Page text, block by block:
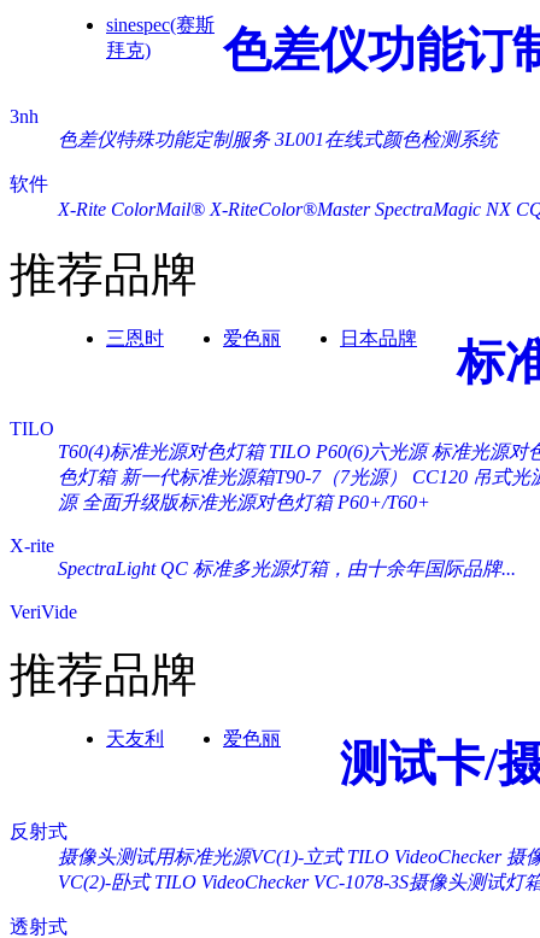
sinespec(赛斯
拜克)
色差仪功能订
3nh
色差仪特殊功能定制服务 3L001在线式颜色检测系统
软件
X-Rite ColorMail® X-RiteColor®Master SpectraMagic NX
推荐品牌
三恩时 爱色丽 日本品牌 标
TILO
T60(4)标准光源对色灯箱 TILO P60(6)六光源 标准光源对
色灯箱 新一代标准光源箱T90-7（7光源）
CC120 吊式
源 全面升级版标准光源对色灯箱 P60+/T60+
X-rite
SpectraLight QC 标准多光源灯箱，由十余年国际品牌...
VeriVide
推荐品牌
天友利 爱色丽 测试卡/
反射式
摄像头测试用标准光源VC(1)-立式 TILO VideoChecker 摄
VC(2)-卧式 TILO VideoChecker VC-1078-3S摄像头测试灯
透射式